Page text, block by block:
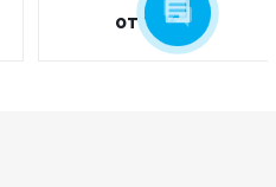
от 1 790 ₸